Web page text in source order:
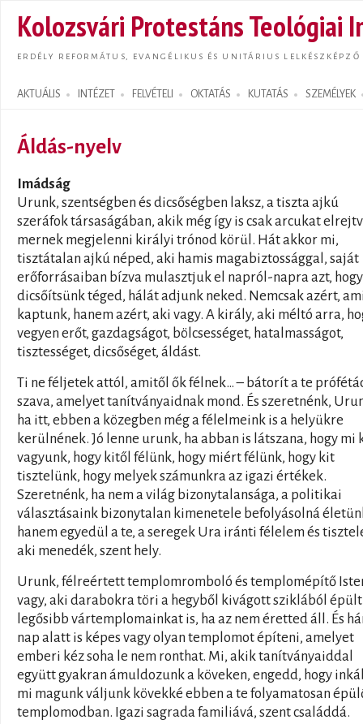
Kolozsvári Protestáns Teológiai
ERDÉLY REFORMÁTUS, EVANGÉLIKUS ÉS UNITÁRIUS LELKÉSZKÉPZŐ
AKTUÁLIS INTÉZET FELVÉTELI OKTATÁS KUTATÁS SZEMÉLYEK
Search form
Áldás-nyelv
Imádság
Urunk, szentségben és dicsőségben laksz, a tiszta ajkú
szeráfok társaságában, akik még így is csak arcukat
mernek megjelenni királyi trónod körül. Hát akkor mi,
tisztátalan ajkú néped, aki hamis magabiztossággal, saját
erőforrásaiban bízva mulasztjuk el napról-napra azt, hogy
dicsőítsünk téged, hálát adjunk neked. Nemcsak azért,
kaptunk, hanem azért, aki vagy. A király, aki méltó arra,
vegyen erőt, gazdagságot, bölcsességet, hatalmasságot,
tisztességet, dicsőséget, áldást.
Ti ne féljetek attól, amitől ők félnek… – bátorít a te
szava, amelyet tanítványaidnak mond. És szeretnénk,
ha itt, ebben a közegben még a félelmeink is a helyükre
kerülnének. Jó lenne urunk, ha abban is látszana, hogy mi
vagyunk, hogy kitől félünk, hogy miért félünk, hogy kit
tisztelünk, hogy melyek számunkra az igazi értékek.
Szeretnénk, ha nem a világ bizonytalansága, a politikai
választásaink bizonytalan kimenetele befolyásolná
hanem egyedül a te, a seregek Ura iránti félelem és
aki menedék, szent hely.
Urunk, félreértett templomromboló és templomépítő
vagy, aki darabokra töri a hegyből kivágott sziklából épült
legősibb vártemplomainkat is, ha az nem éretted áll. És
nap alatt is képes vagy olyan templomot építeni, amelyet
emberi kéz soha le nem ronthat. Mi, akik tanítványaiddal
együtt gyakran ámuldozunk a köveken, engedd, hogy
mi magunk váljunk kövekké ebben a te folyamatosan
templomodban. Igazi sagrada familiává, szent családdá.